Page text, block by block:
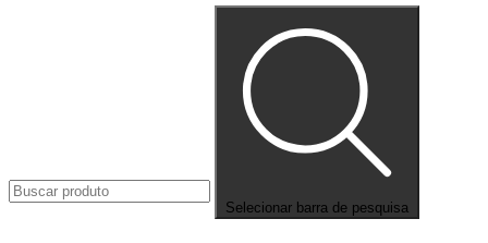
Selecionar barra de pesquisa